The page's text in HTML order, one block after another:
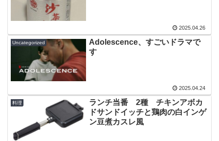
2025.04.26
Uncategorized
Adolescence、すごいドラマで
す
2025.04.24
料理
ランチ当番 2種 チキンアボカ
ドサンドイッチと鶏肉の白インゲ
ン豆煮カスレ風